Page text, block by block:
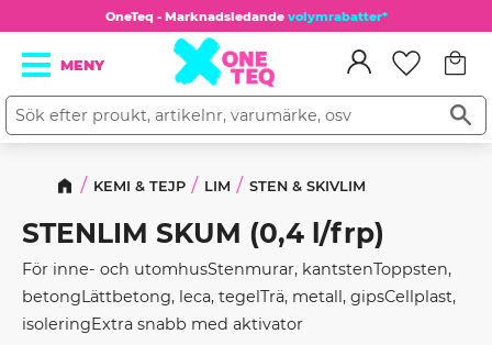
Meny
OneTeq - Marknadsledande volymrabatter*
KEMI & TEJP LIM STEN & SKIVLIM
STENLIM SKUM (0,4 l/frp)
För inne- och utomhusStenmurar, kantstenToppsten,
betongLättbetong, leca, tegelTrä, metall, gipsCellplast,
isoleringExtra snabb med aktivator